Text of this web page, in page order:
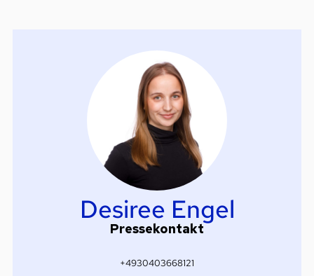
Desiree Engel
Pressekontakt
+4930403668121